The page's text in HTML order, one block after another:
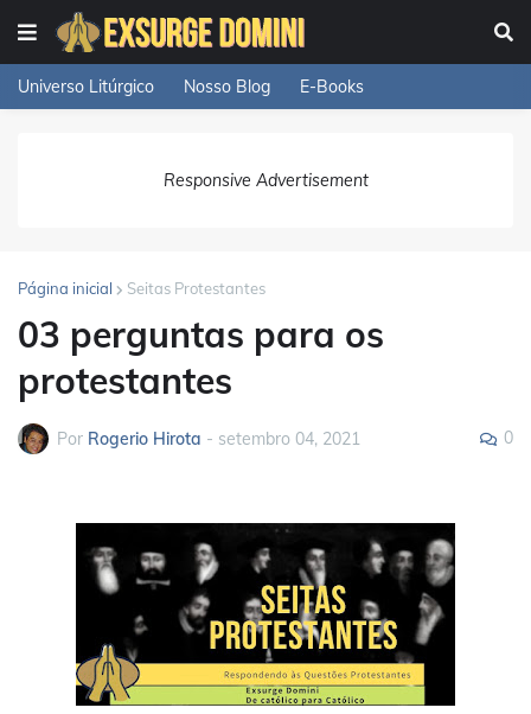
Universo Litúrgico Nosso Blog E-Books
Responsive Advertisement
Página inicial Seitas Protestantes
03 perguntas para os
protestantes
Por Rogerio Hirota - setembro 04, 2021 0